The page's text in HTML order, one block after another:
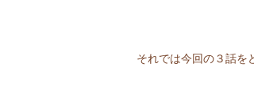
それでは今回の３話を